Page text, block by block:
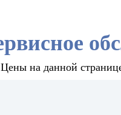
Цены на данной